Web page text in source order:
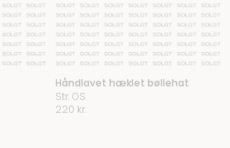
Håndlavet hæklet bøllehat
Str. OS
220 kr.